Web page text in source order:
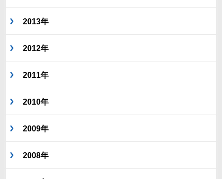
2013年
2012年
2011年
2010年
2009年
2008年